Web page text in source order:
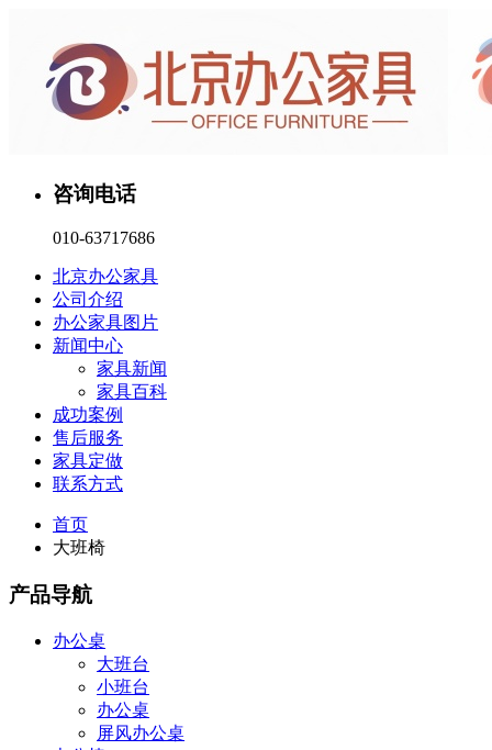
咨询电话
010-63717686
北京办公家具
公司介绍
办公家具图片
新闻中心
家具新闻
家具百科
成功案例
售后服务
家具定做
联系方式
首页
大班椅
产品导航
办公桌
大班台
小班台
办公桌
屏风办公桌